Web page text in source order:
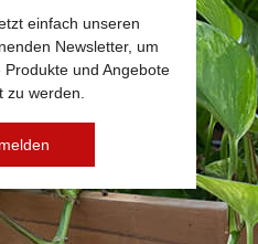
einfach unseren
Newsletter, um
und Angebote
zu werden.